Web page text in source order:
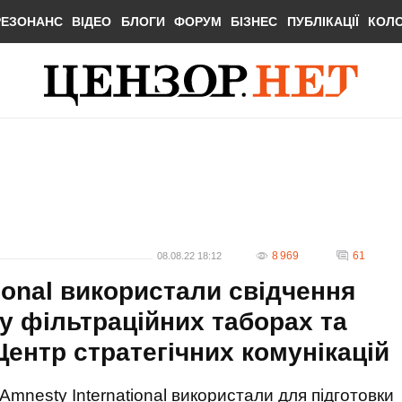
ВІДЕО БЛОГИ ФОРУМ БІЗНЕС ПУБЛІКАЦІЇ
08.08.22 18:12 8 969 61
використали свідчення
фільтраційних таборах та
стратегічних комунікацій
Amnesty International використали для підготовки